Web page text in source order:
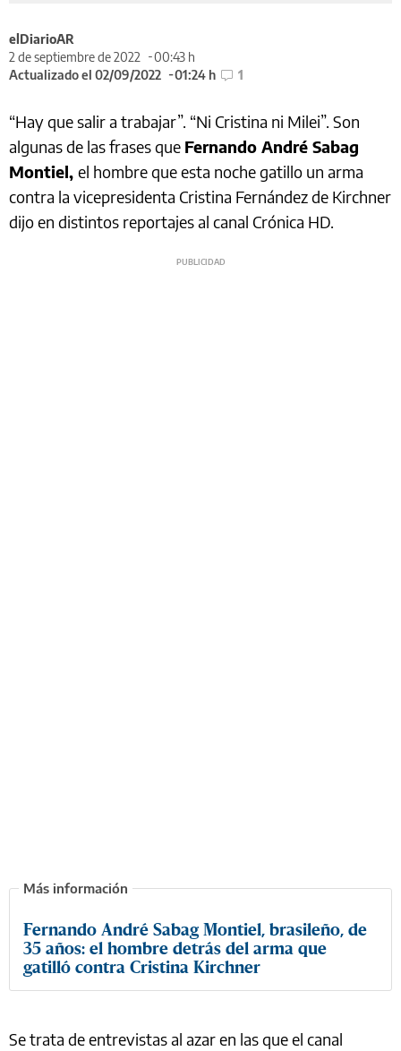
elDiarioAR
2 de septiembre de 2022
00:43 h
Actualizado el 02/09/2022
01:24 h 1
“Hay que salir a trabajar”. “Ni Cristina ni Milei”. Son
algunas de las frases que Fernando André Sabag
Montiel, el hombre que esta noche gatillo un arma
contra la vicepresidenta Cristina Fernández de Kirchner
dijo en distintos reportajes al canal Crónica HD.
Fernando André Sabag Montiel, brasileño, de
35 años: el hombre detrás del arma que
gatilló contra Cristina Kirchner
Se trata de entrevistas al azar en las que el canal